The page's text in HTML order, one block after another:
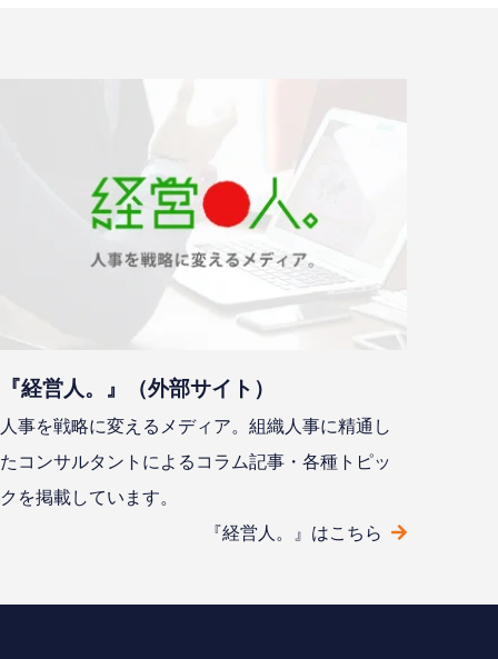
『経営人。』（外部サイト）
人事を戦略に変えるメディア。組織人事に精通し
たコンサルタントによるコラム記事・各種トピッ
クを掲載しています。
『経営人。』はこちら